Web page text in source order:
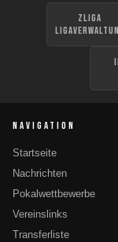
zLiga
NAVIGATION
Startseite
Nachrichten
Pokalwettbewerbe
Vereinslinks
Transferliste